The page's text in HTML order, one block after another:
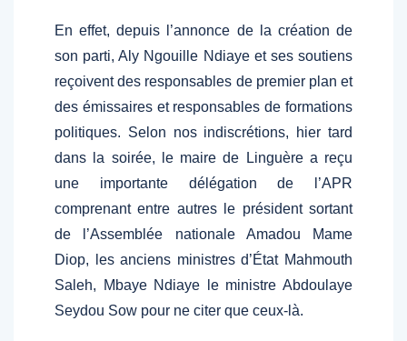
En effet, depuis l’annonce de la création de
son parti, Aly Ngouille Ndiaye et ses soutiens
reçoivent des responsables de premier plan et
des émissaires et responsables de formations
politiques. Selon nos indiscrétions, hier tard
dans la soirée, le maire de Linguère a reçu
une importante délégation de l’APR
comprenant entre autres le président sortant
de l’Assemblée nationale Amadou Mame
Diop, les anciens ministres d’État Mahmouth
Saleh, Mbaye Ndiaye le ministre Abdoulaye
Seydou Sow pour ne citer que ceux-là.